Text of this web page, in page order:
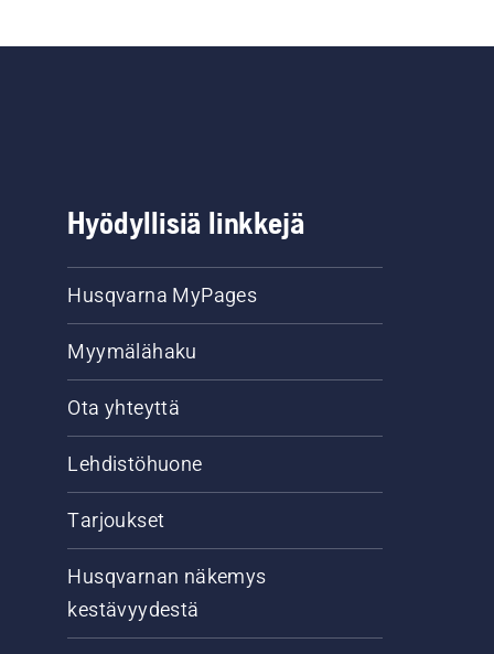
Hyödyllisiä linkkejä
Husqvarna MyPages
Myymälähaku
Ota yhteyttä
Lehdistöhuone
Tarjoukset
Husqvarnan näkemys
kestävyydestä